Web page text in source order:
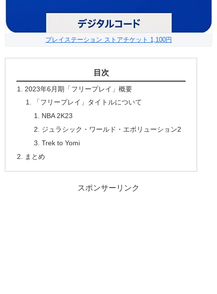
プレイステーション ストアチケット 1,100円
目次
2023年6月期「フリープレイ」概要
「フリープレイ」タイトルについて
NBA 2K23
ジュラシック・ワールド・エボリューション2
Trek to Yomi
まとめ
スポンサーリンク